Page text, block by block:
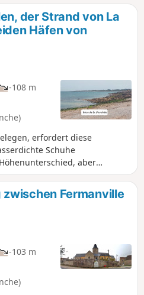
die
die
Hafen von
der Strand von La
Häfen von
-108 m
erfordert diese
Schuhe
aber
Straßenabschnitt,
Fermanville
-103 m